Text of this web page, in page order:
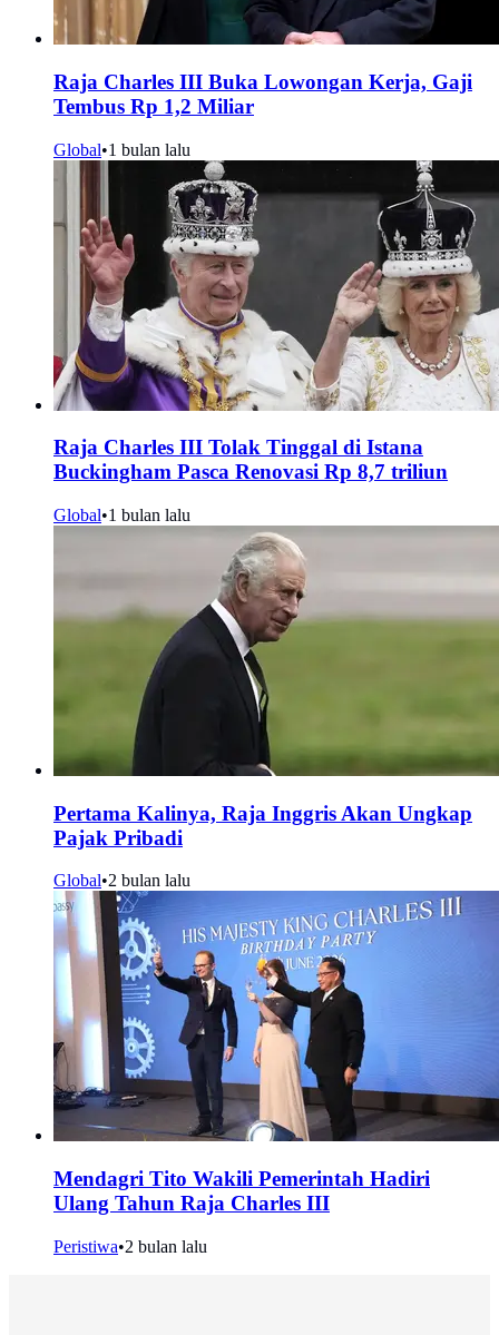
Raja Charles III Buka Lowongan Kerja, Gaji
Tembus Rp 1,2 Miliar
Global•1 bulan lalu
Raja Charles III Tolak Tinggal di Istana
Buckingham Pasca Renovasi Rp 8,7 triliun
Global•1 bulan lalu
Pertama Kalinya, Raja Inggris Akan Ungkap
Pajak Pribadi
Global•2 bulan lalu
Mendagri Tito Wakili Pemerintah Hadiri
Ulang Tahun Raja Charles III
Peristiwa•2 bulan lalu